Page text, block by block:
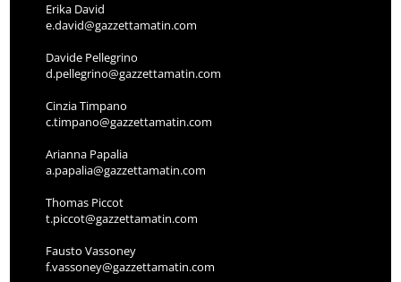
Erika David
e.david@gazzettamatin.com
Davide Pellegrino
d.pellegrino@gazzettamatin.com
Cinzia Timpano
c.timpano@gazzettamatin.com
Arianna Papalia
a.papalia@gazzettamatin.com
Thomas Piccot
t.piccot@gazzettamatin.com
Fausto Vassoney
f.vassoney@gazzettamatin.com